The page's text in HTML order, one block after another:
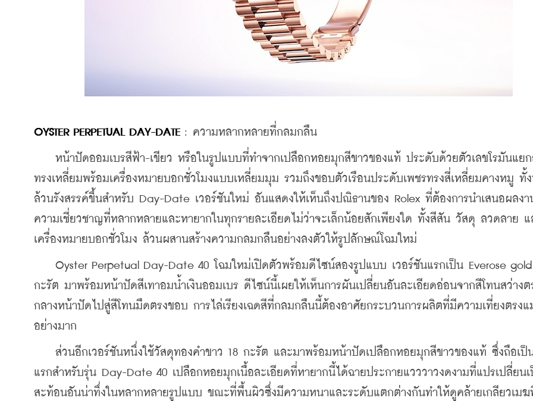
OYSTER PERPETUAL DAY-DATE : ความหลากหลายที่กลมกลืน
หน้าปัดออมเบรสีฟ้า-เขียว หรือในรูปแบบที่ทำจากเปลือกหอยมุกสีขาวของแท้ ประดับด้วยตัวเลขโรมันแย
ทรงเหลี่ยมพร้อมเครื่องหมายบอกชั่วโมงแบบเหลี่ยมมุม รวมถึงขอบตัวเรือนประดับเพชรทรงสี่เหลี่ยมคางหมู ทั้
ล้วนรังสรรค์ขึ้นสำหรับ Day-Date เวอร์ชันใหม่ อันแสดงให้เห็นถึงปณิธานของ Rolex ที่ต้องการนำเสนอผลงา
ความเชี่ยวชาญที่หลากหลายและหายากในทุกรายละเอียดไม่ว่าจะเล็กน้อยสักเพียงใด ทั้งสีสัน วัสดุ ลวดลาย แ
เครื่องหมายบอกชั่วโมง ล้วนผสานสร้างความกลมกลืนอย่างลงตัวให้รูปลักษณ์โฉมใหม่
Oyster Perpetual Day-Date 40 โฉมใหม่เปิดตัวพร้อมดีไซน์สองรูปแบบ เวอร์ชันแรกเป็น Everose gold
กะรัต มาพร้อมหน้าปัดสีเทาอมน้ำเงินออมเบร ดีไซน์นี้เผยให้เห็นการผันเปลี่ยนอันละเอียดอ่อนจากสีโทนสว่างต
กลางหน้าปัดไปสู่สีโทนมืดตรงขอบ การไล่เรียงเฉดสีที่กลมกลืนนี้ต้องอาศัยกระบวนการผลิตที่มีความเที่ยงตรงแ
อย่างมาก
ส่วนอีกเวอร์ชันหนึ่งใช้วัสดุทองคำขาว 18 กะรัต และมาพร้อมหน้าปัดเปลือกหอยมุกสีขาวของแท้ ซึ่งถือเป็
แรกสำหรับรุ่น Day-Date 40 เปลือกหอยมุกเนื้อละเอียดที่หายากนี้ได้ฉายประกายแวววาวงดงามที่แปรเปลี่ยน
สะท้อนอันน่าทึ่งในหลากหลายรูปแบบ ขณะที่พื้นผิวซึ่งมีความหนาและระดับแตกต่างกันทำให้ดูคล้ายเกลียวเมฆ